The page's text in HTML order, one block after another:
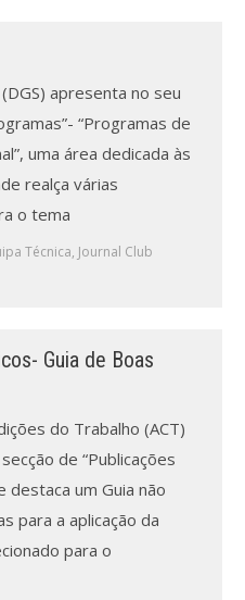
apresenta no seu
“Programas de
uma área dedicada às
realça várias
o tema
Técnica, Journal Club
Guia de Boas
do Trabalho (ACT)
de “Publicações
destaca um Guia não
para a aplicação da
para o